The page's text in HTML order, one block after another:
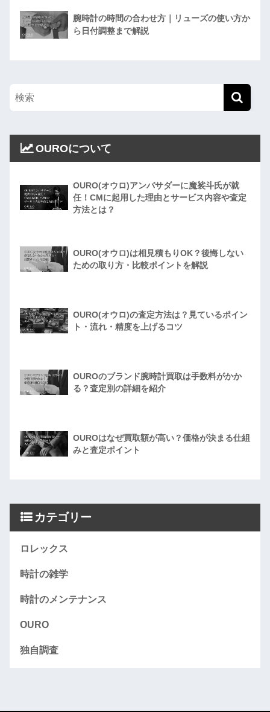
腕時計の時間の合わせ方｜リューズの使い方か
ら日付調整まで解説
OUROについて
OURO(オウロ)アンバサダーに魔裟斗氏が就
任！CMに起用した理由とサービス内容や査定
方法とは？
OURO(オウロ)は相見積もりOK？後悔しない
ための取り方・比較ポイントを解説
OURO(オウロ)の査定方法は？見ているポイン
ト・流れ・精度を上げるコツ
OUROのブランド腕時計買取は手数料がかか
る？査定別の詳細を紹介
OUROはなぜ買取額が高い？価格が決まる仕組
みと査定ポイント
カテゴリー
ロレックス
時計の雑学
時計のメンテナンス
OURO
独自調査